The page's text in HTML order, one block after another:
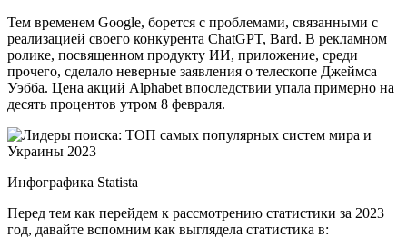
Тем временем Google, борется с проблемами, связанными с
реализацией своего конкурента ChatGPT, Bard. В рекламном
ролике, посвященном продукту ИИ, приложение, среди
прочего, сделало неверные заявления о телескопе Джеймса
Уэбба. Цена акций Alphabet впоследствии упала примерно на
десять процентов утром 8 февраля.
Инфографика Statista
Перед тем как перейдем к рассмотрению статистики за 2023
год, давайте вспомним как выглядела статистика в: